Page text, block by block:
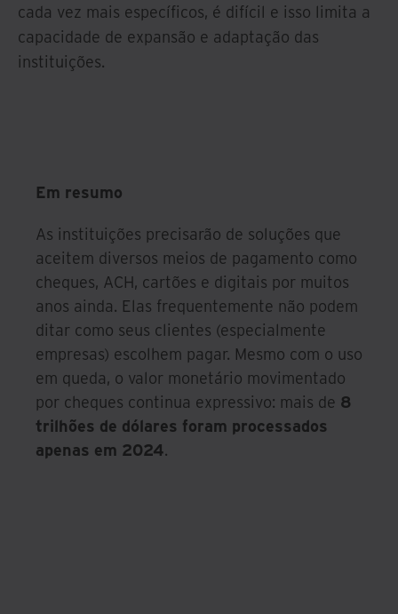
cada vez mais específicos, é difícil e isso limita a
capacidade de expansão e adaptação das
instituições.
Em resumo
As instituições precisarão de soluções que
aceitem diversos meios de pagamento como
cheques, ACH, cartões e digitais por muitos
anos ainda. Elas frequentemente não podem
ditar como seus clientes (especialmente
empresas) escolhem pagar. Mesmo com o uso
em queda, o valor monetário movimentado
por cheques continua expressivo: mais de 8
trilhões de dólares foram processados
apenas em 2024.